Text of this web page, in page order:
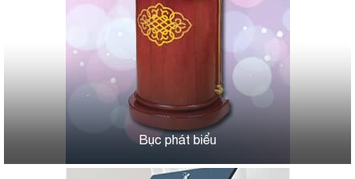
Bục phát biểu